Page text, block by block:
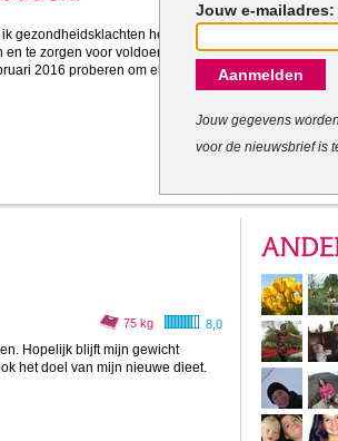
gezondheidsklachten heb
te zorgen voor voldoende
2016 proberen om elke
8,0
75 kg
Hopelijk blijft mijn gewicht
het doel van mijn nieuwe dieet.
Jouw e-mailadres:
Aanmelden
Jouw gegevens
voor de nieuwsbrief is